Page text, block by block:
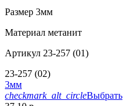
Размер 3мм
Материал метанит
Артикул 23-257 (01)
23-257 (02)
3мм
checkmark_alt_circleВыбрать